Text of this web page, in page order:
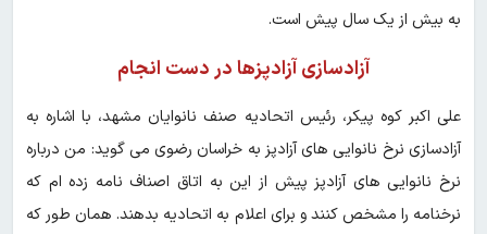
به بیش از یک سال پیش است.
آزادسازی آزادپزها در دست انجام
علی اکبر کوه پیکر، رئیس اتحادیه صنف نانوایان مشهد، با اشاره به
آزادسازی نرخ نانوایی های آزادپز به خراسان رضوی می گوید: من درباره
نرخ نانوایی های آزادپز پیش از این به اتاق اصناف نامه زده ام که
نرخنامه را مشخص کنند و برای اعلام به اتحادیه بدهند. همان طور که